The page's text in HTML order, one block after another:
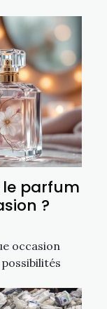
parfum
?
occasion